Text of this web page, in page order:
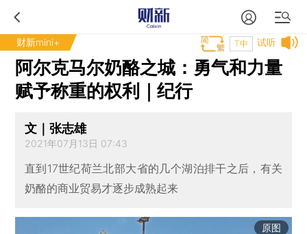
财新mini+ 试听
T中
阿尔克马尔奶酪之城：勇气和力量
赋予称重的权利｜纪行
文｜张志雄
2021年07月13日 07:43
直到17世纪荷兰北部大省的几个湖泊排干之后，有关
奶酪的商业贸易才逐步成熟起来
原图